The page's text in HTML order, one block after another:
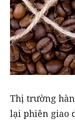
Thị trường
lại phiên giao